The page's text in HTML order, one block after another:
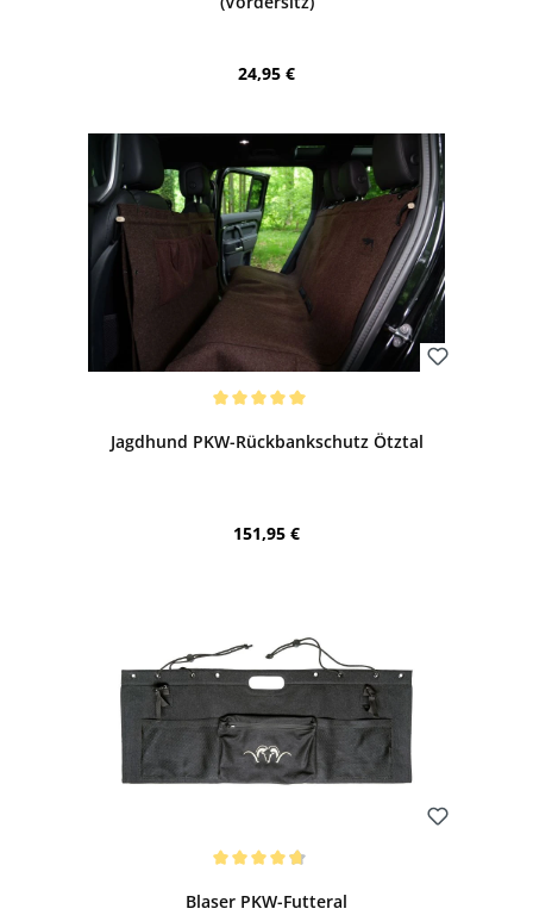
Regulärer Preis:
24,95 €
Jagdhund PKW-Rückbankschutz Ötztal
Regulärer Preis:
151,95 €
Blaser PKW-Futteral